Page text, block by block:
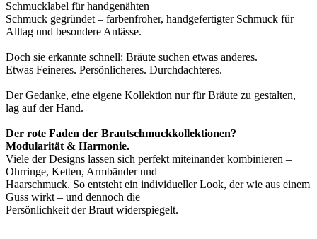
Schmucklabel für handgenähten
Schmuck gegründet – farbenfroher, handgefertigter Schmuck für
Alltag und besondere Anlässe.
Doch sie erkannte schnell: Bräute suchen etwas anderes.
Etwas Feineres. Persönlicheres. Durchdachteres.
Der Gedanke, eine eigene Kollektion nur für Bräute zu gestalten,
lag auf der Hand.
Der rote Faden der Brautschmuckkollektionen?
Modularität & Harmonie.
Viele der Designs lassen sich perfekt miteinander kombinieren –
Ohrringe, Ketten, Armbänder und
Haarschmuck. So entsteht ein individueller Look, der wie aus einem
Guss wirkt – und dennoch die
Persönlichkeit der Braut widerspiegelt.